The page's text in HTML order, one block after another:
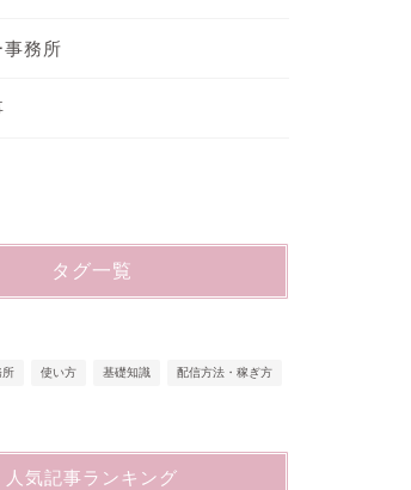
事務所
タグ一覧
所 使い方 基礎知識 配信方法・稼ぎ方
人気記事ランキング